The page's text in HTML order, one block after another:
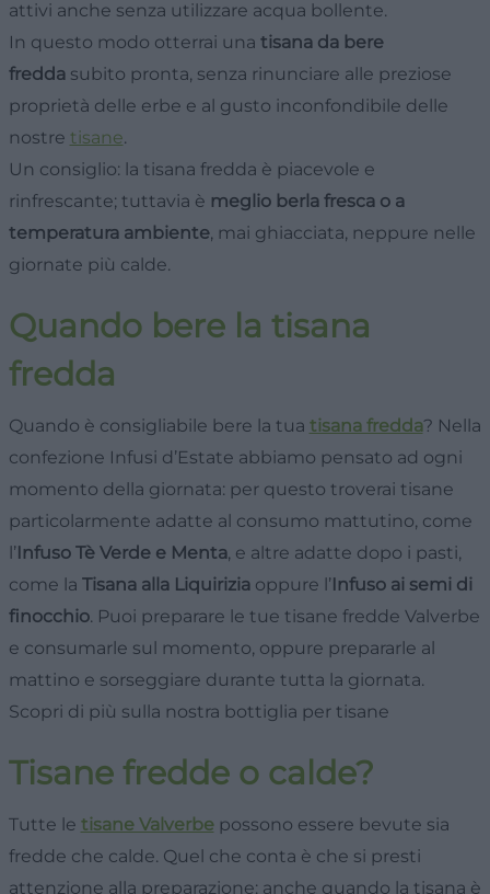
attivi anche senza utilizzare acqua bollente.
In questo modo otterrai una tisana da bere
freddasubito pronta, senza rinunciare alle preziose
proprietà delle erbe e al gusto inconfondibile delle
nostre tisane.
Un consiglio: la tisana fredda è piacevole e
rinfrescante; tuttavia è meglio berla fresca o a
temperatura ambiente, mai ghiacciata, neppure nelle
giornate più calde.
Quando bere la tisana
fredda
Quando è consigliabile bere la tua tisana fredda? Nella
confezione Infusi d’Estate abbiamo pensato ad ogni
momento della giornata: per questo troverai tisane
particolarmente adatte al consumo mattutino, come
l’Infuso Tè Verde e Menta, e altre adatte dopo i pasti,
come la Tisana alla Liquiriziaoppure l’Infuso ai semi di
finocchio. Puoi preparare le tue tisane fredde Valverbe
e consumarle sul momento, oppure prepararle al
mattino e sorseggiare durante tutta la giornata.
Scopri di più sulla nostra bottiglia per tisane
Tisane fredde o calde?
Tutte le tisane Valverbepossono essere bevute sia
fredde che calde. Quel che conta è che si presti
attenzione alla preparazione: anche quando la tisana è